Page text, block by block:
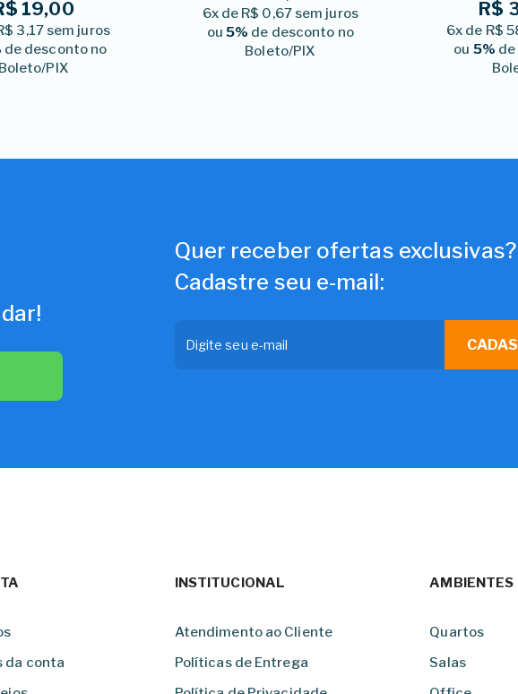
19,00
3,17 sem juros
de desconto no
Boleto/PIX
6x de R$ 0,67 sem juros
ou5% de desconto no
Boleto/PIX
R$
6x de R$
ou 5%
Quer receber ofertas exclusivas?
Cadastre seu e-mail:
da conta
INSTITUCIONAL
Atendimento ao Cliente
Políticas de Entrega
AMBIENTES
Quartos
Salas